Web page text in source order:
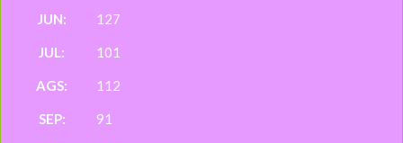
127
101
112
91